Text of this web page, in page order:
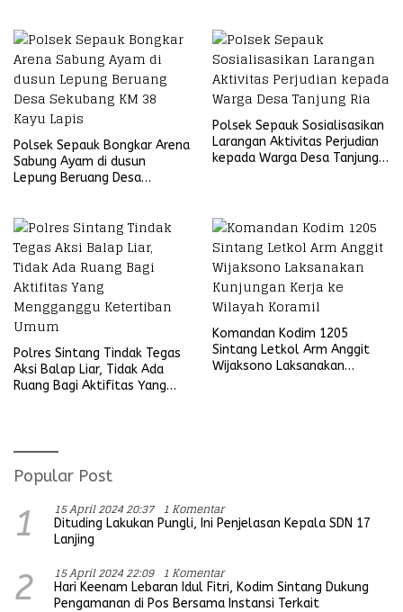
Polsek Sepauk Bongkar Arena
Sabung Ayam di dusun
Lepung Beruang Desa
Polsek Sepauk Sosialisasikan
Larangan Aktivitas Perjudian
kepada Warga Desa Tanjung
Polres Sintang Tindak Tegas
Aksi Balap Liar, Tidak Ada
Ruang Bagi Aktifitas Yang
Komandan Kodim 1205
Sintang Letkol Arm Anggit
Wijaksono Laksanakan
Popular Post
1 15 April 2024 20:37 1 Komentar
Dituding Lakukan Pungli, Ini Penjelasan Kepala SDN 17
Lanjing
2 15 April 2024 22:09 1 Komentar
Hari Keenam Lebaran Idul Fitri, Kodim Sintang Dukung
Pengamanan di Pos Bersama Instansi Terkait